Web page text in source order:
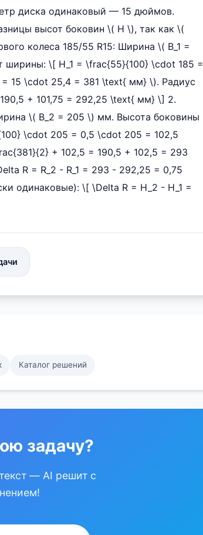
диска одинаковый — 15 дюймов.
высот боковин \( H \), так как \(
колеса 185/55 R15: Ширина \( B_1 =
ширины: \[ H_1 = \frac{55}{100} \cdot 185 =
15 \cdot 25,4 = 381 \text{ мм} \). Радиус
190,5 + 101,75 = 292,25 \text{ мм} \] 2.
\( B_2 = 205 \) мм. Высота боковины
\cdot 205 = 0,5 \cdot 205 = 102,5
+ 102,5 = 190,5 + 102,5 = 293
R = R_2 - R_1 = 293 - 292,25 = 0,75
одинаковые): \[ \Delta R = H_2 - H_1 =
Каталог решений
задачу?
— AI решит с